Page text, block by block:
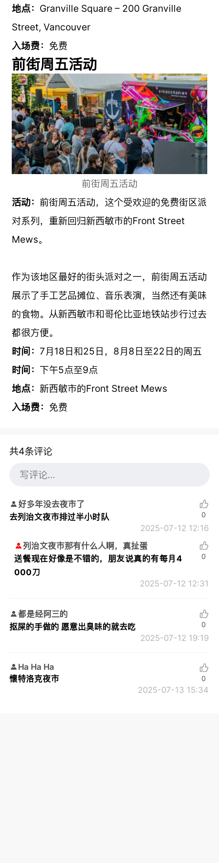
地点： Granville Square – 200 Granville
Street, Vancouver
入场费： 免费
前街周五活动
前街周五活动
活动： 前街周五活动，这个受欢迎的免费街区派
对系列，重新回归新西敏市的Front Street
Mews。
作为该地区最好的街头派对之一，前街周五活动
展示了手工艺品摊位、音乐表演，当然还有美味
的食物。从新西敏市和哥伦比亚地铁站步行过去
都很方便。
时间： 7月18日和25日，8月8日至22日的周五
时间： 下午5点至9点
地点： 新西敏市的Front Street Mews
入场费： 免费
共4条评论
好多年没去夜市了
去列治文夜市排过半小时队
2025-07-12 12:16
0
列治文夜市那有什么人啊，真扯蛋
送餐现在好像是不错的，朋友说真的有每月4
000刀
2025-07-12 12:31
0
都是经阿三的
抠屎的手做的 愿意出臭味的就去吃
2025-07-12 19:19
0
Ha Ha Ha
懷特洛克夜市
2025-07-13 15:34
0